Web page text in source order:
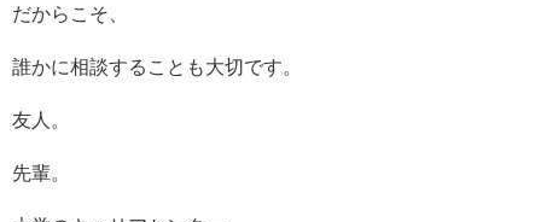
だからこそ、
誰かに相談することも大切です。
友人。
先輩。